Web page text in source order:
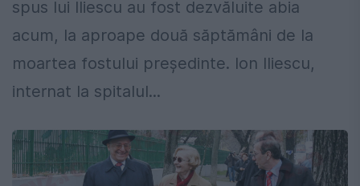
spus lui Iliescu au fost dezvăluite abia
acum, la aproape două săptămâni de la
moartea fostului președinte. Ion Iliescu,
internat la spitalul...